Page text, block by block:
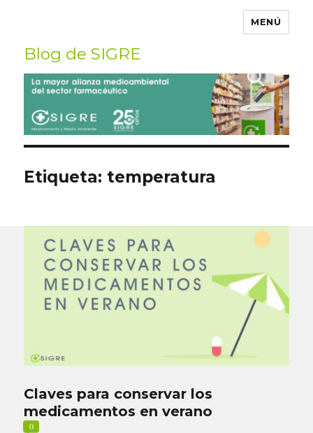
MENÚ
Blog de SIGRE
Buscar
por:
Etiqueta: temperatura
Claves para conservar los
medicamentos en verano
0